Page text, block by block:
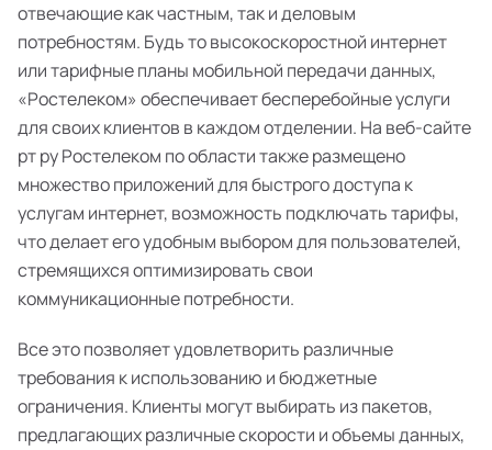
отвечающие как частным, так и деловым
потребностям. Будь то высокоскоростной интернет
или тарифные планы мобильной передачи данных,
«Ростелеком» обеспечивает бесперебойные услуги
для своих клиентов в каждом отделении. На веб-сайте
рт ру Ростелеком по области также размещено
множество приложений для быстрого доступа к
услугам интернет, возможность подключать тарифы,
что делает его удобным выбором для пользователей,
стремящихся оптимизировать свои
коммуникационные потребности.
Все это позволяет удовлетворить различные
требования к использованию и бюджетные
ограничения. Клиенты могут выбирать из пакетов,
предлагающих различные скорости и объемы данных,